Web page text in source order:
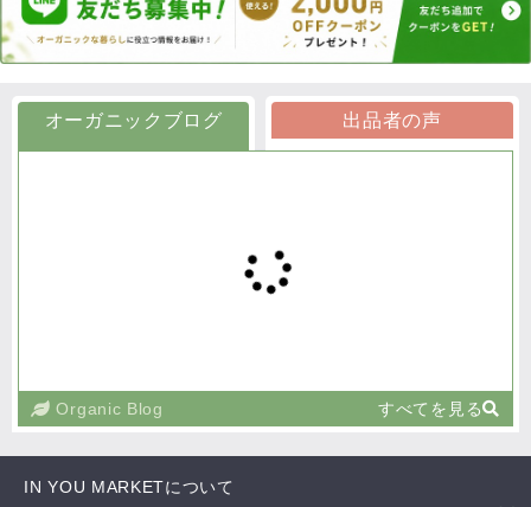
オーガニックブログ 出品者の声
Organic Blog すべてを見る
IN YOU MARKETについて